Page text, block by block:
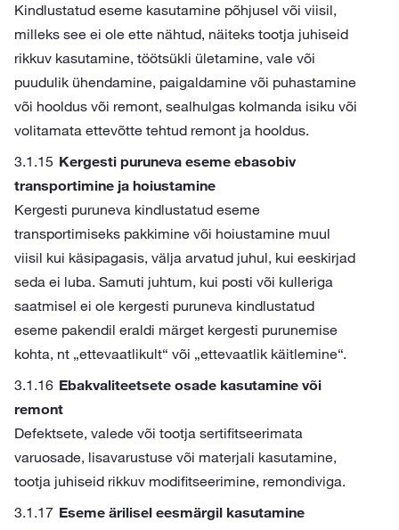
Kindlustatud eseme kasutamine põhjusel või viisil,
milleks see ei ole ette nähtud, näiteks tootja juhiseid
rikkuv kasutamine, töötsükli ületamine, vale või
puudulik ühendamine, paigaldamine või puhastamine
või hooldus või remont, sealhulgas kolmanda isiku või
volitamata ettevõtte tehtud remont ja hooldus.
Kergesti puruneva eseme ebasobiv
transportimine ja hoiustamine
Kergesti puruneva kindlustatud eseme
transportimiseks pakkimine või hoiustamine muul
viisil kui käsipagasis, välja arvatud juhul, kui eeskirjad
seda ei luba. Samuti juhtum, kui posti või kulleriga
saatmisel ei ole kergesti puruneva kindlustatud
eseme pakendil eraldi märget kergesti purunemise
kohta, nt „ettevaatlikult“ või „ettevaatlik käitlemine“.
Ebakvaliteetsete osade kasutamine või
remont
Defektsete, valede või tootja sertifitseerimata
varuosade, lisavarustuse või materjali kasutamine,
tootja juhiseid rikkuv modifitseerimine, remondiviga.
Eseme ärilisel eesmärgil kasutamine